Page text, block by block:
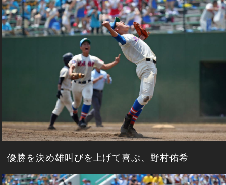
優勝を決め雄叫びを上げて喜ぶ、野村佑希